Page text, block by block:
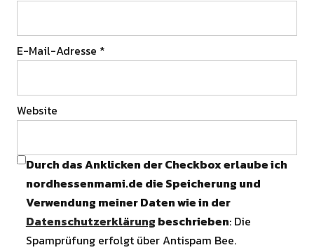
E-Mail-Adresse *
Website
Durch das Anklicken der Checkbox erlaube ich
nordhessenmami.de die Speicherung und
Verwendung meiner Daten wie in der
Datenschutzerklärung beschrieben: Die
Spamprüfung erfolgt über Antispam Bee.